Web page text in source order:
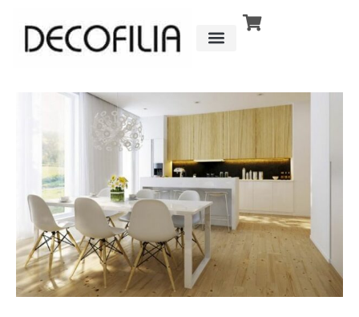
contenido